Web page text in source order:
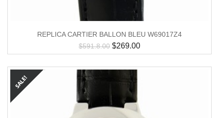
REPLICA CARTIER BALLON BLEU W69017Z4
$591.8.00 $269.00